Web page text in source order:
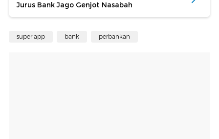
Jurus Bank Jago Genjot Nasabah
super app bank perbankan